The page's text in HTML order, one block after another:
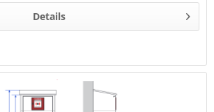
Details